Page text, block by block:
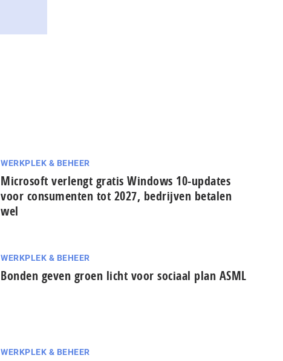
WERKPLEK & BEHEER
Microsoft verlengt gratis Windows 10-updates
voor consumenten tot 2027, bedrijven betalen
wel
WERKPLEK & BEHEER
Bonden geven groen licht voor sociaal plan ASML
WERKPLEK & BEHEER